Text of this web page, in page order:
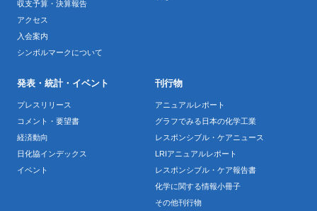
収支予算・決算報告
アクセス
入会案内
シンボルマークについて
発表・統計・イベント
プレスリリース
コメント・要望書
経済動向
日化協インデックス
イベント
刊行物
アニュアルレポート
グラフでみる日本の化学工業
レスポンシブル・ケアニュース
LRIアニュアルレポート
レスポンシブル・ケア報告書
化学に関する情報小冊子
その他刊行物